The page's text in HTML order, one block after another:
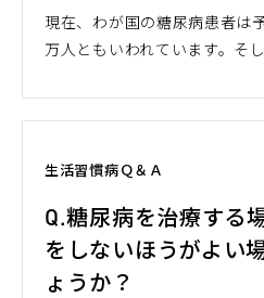
現在、わが国の糖尿病患者は
万人ともいわれています。そ
生活習慣病Ｑ＆Ａ
Q.糖尿病を治療する
をしないほうがよい
ょうか？